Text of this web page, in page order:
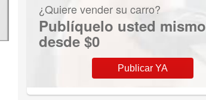
¿Quiere vender su carro?
Publíquelo usted mismo
desde $0
Publicar YA